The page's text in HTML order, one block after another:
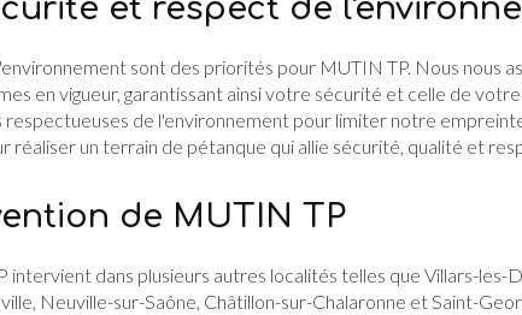
et respect de
sont des priorités pour MUTIN TP. Nous nous
en vigueur, garantissant ainsi votre sécurité et celle de
respectueuses de l'environnement pour limiter notre
réaliser un terrain de pétanque qui allie sécurité, qualité et
de MUTIN TP
intervient dans plusieurs autres localités telles que Villars-les-
Neuville-sur-Saône, Châtillon-sur-Chalaronne et Saint-